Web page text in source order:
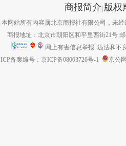
商报简介| 版权
本网站所有内容属北京商报社有限公司，未经
商报地址：北京市朝阳区和平里西街21号
网上有害信息举报 违法和不
ICP备案编号：京ICP备08003726号-1
京公